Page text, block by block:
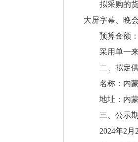
拟采购的
大屏字幕、晚
预算金额
采用单一
二、拟定
名称：内
地址：内
三、公示
2024年2月